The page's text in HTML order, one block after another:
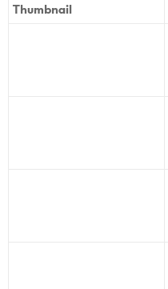
Thumbnail